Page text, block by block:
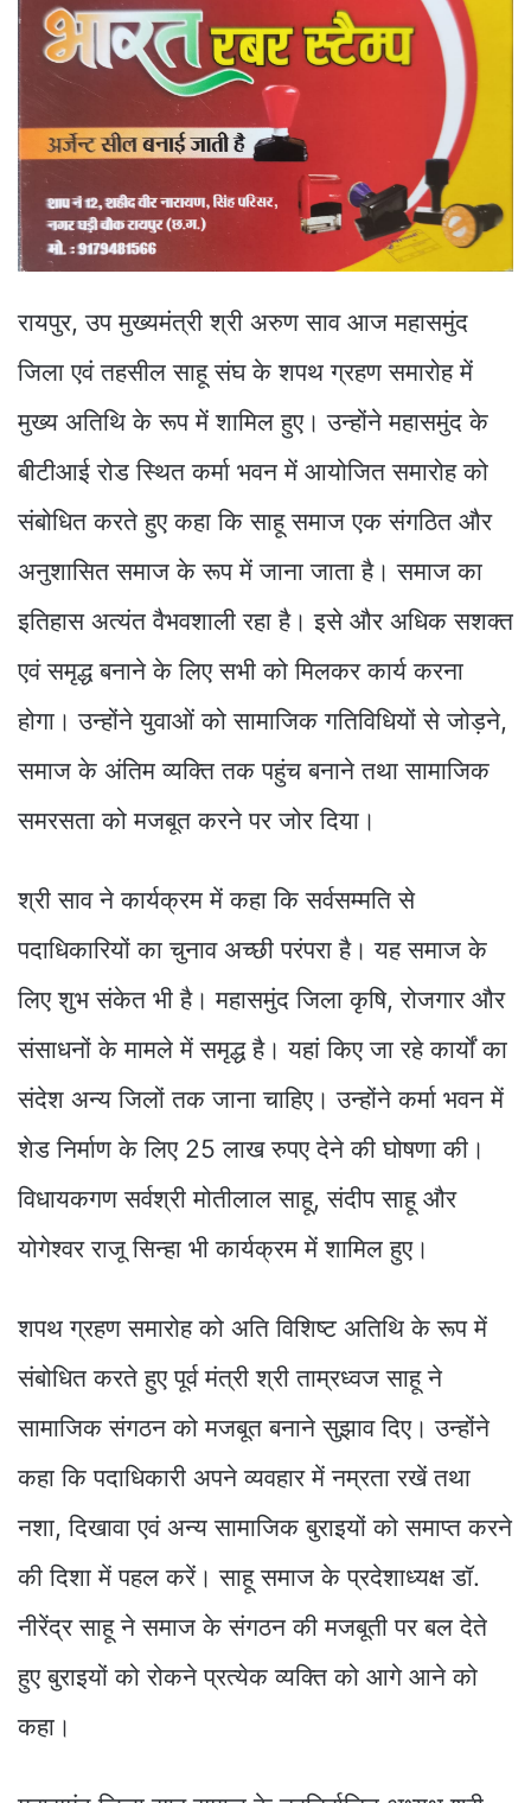
रायपुर, उप मुख्यमंत्री श्री अरुण साव आज महासमुंद
जिला एवं तहसील साहू संघ के शपथ ग्रहण समारोह में
मुख्य अतिथि के रूप में शामिल हुए। उन्होंने महासमुंद के
बीटीआई रोड स्थित कर्मा भवन में आयोजित समारोह को
संबोधित करते हुए कहा कि साहू समाज एक संगठित और
अनुशासित समाज के रूप में जाना जाता है। समाज का
इतिहास अत्यंत वैभवशाली रहा है। इसे और अधिक सशक्त
एवं समृद्ध बनाने के लिए सभी को मिलकर कार्य करना
होगा। उन्होंने युवाओं को सामाजिक गतिविधियों से जोड़ने,
समाज के अंतिम व्यक्ति तक पहुंच बनाने तथा सामाजिक
समरसता को मजबूत करने पर जोर दिया।
श्री साव ने कार्यक्रम में कहा कि सर्वसम्मति से
पदाधिकारियों का चुनाव अच्छी परंपरा है। यह समाज के
लिए शुभ संकेत भी है। महासमुंद जिला कृषि, रोजगार और
संसाधनों के मामले में समृद्ध है। यहां किए जा रहे कार्यों का
संदेश अन्य जिलों तक जाना चाहिए। उन्होंने कर्मा भवन में
शेड निर्माण के लिए 25 लाख रुपए देने की घोषणा की।
विधायकगण सर्वश्री मोतीलाल साहू, संदीप साहू और
योगेश्वर राजू सिन्हा भी कार्यक्रम में शामिल हुए।
शपथ ग्रहण समारोह को अति विशिष्ट अतिथि के रूप में
संबोधित करते हुए पूर्व मंत्री श्री ताम्रध्वज साहू ने
सामाजिक संगठन को मजबूत बनाने सुझाव दिए। उन्होंने
कहा कि पदाधिकारी अपने व्यवहार में नम्रता रखें तथा
नशा, दिखावा एवं अन्य सामाजिक बुराइयों को समाप्त करने
की दिशा में पहल करें। साहू समाज के प्रदेशाध्यक्ष डॉ.
नीरेंद्र साहू ने समाज के संगठन की मजबूती पर बल देते
हुए बुराइयों को रोकने प्रत्येक व्यक्ति को आगे आने को
कहा।